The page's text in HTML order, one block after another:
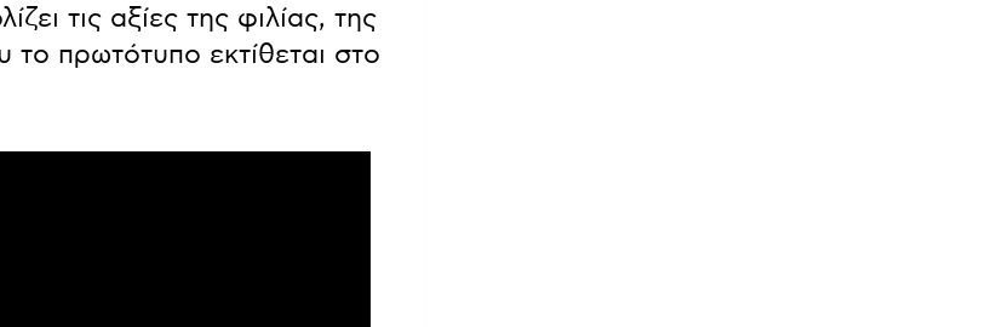
τις αξίες της φιλίας, της
το πρωτότυπο εκτίθεται στο